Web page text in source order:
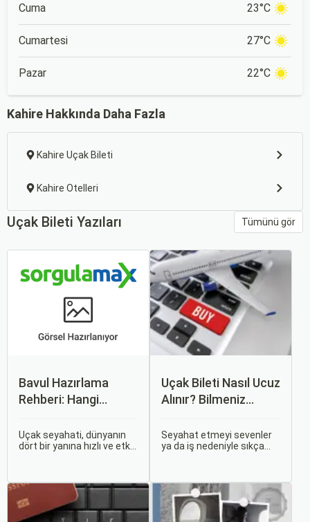
Cuma 23°C
Cumartesi 27°C
Pazar 22°C
Kahire Hakkında Daha Fazla
Kahire Uçak Bileti
Kahire Otelleri
Uçak Bileti Yazıları Tümünü gör
Bavul Hazırlama
Rehberi: Hangi
Alınmalı?
Uçak seyahati, dünyanın
dört bir yanına hızlı ve etkili
için bavul hazırlamak,
doğru yapılmazsa stresli
bir deneyim olabilir.
Uçak Bileti Nasıl Ucuz
Alınır? Bilmeniz
Detaylar
Seyahat etmeyi sevenler
ya da iş nedeniyle sıkça
Peki, uçak biletinizi daha
uygun fiyatlarla nasıl
alabilirsiniz? Aslında doğru